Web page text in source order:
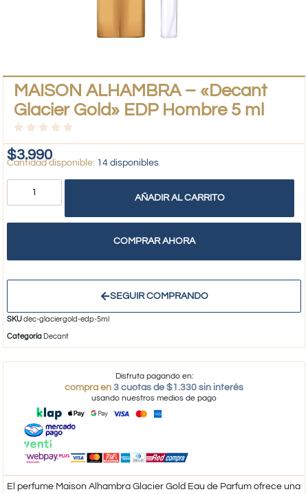
MAISON ALHAMBRA – «Decant
Glacier Gold» EDP Hombre 5 ml
$3.990 14 disponibles
AÑADIR AL CARRITO
COMPRAR AHORA
SEGUIR COMPRANDO
SKUdec-glaciergold-edp-5ml
Categoría Decant
Disfruta pagando en:
compra en 3 cuotas de $1.330 sin interés
usando nuestros medios de pago
El perfume Maison Alhambra Glacier Gold Eau de Parfum ofrece una